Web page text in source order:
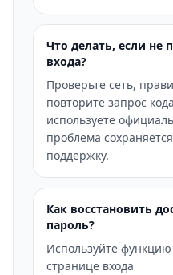
Что делать, если не
входа?
Проверьте сеть,
повторите запрос
используете
проблема
поддержку.
Как восстановить
пароль?
Используйте
странице входа